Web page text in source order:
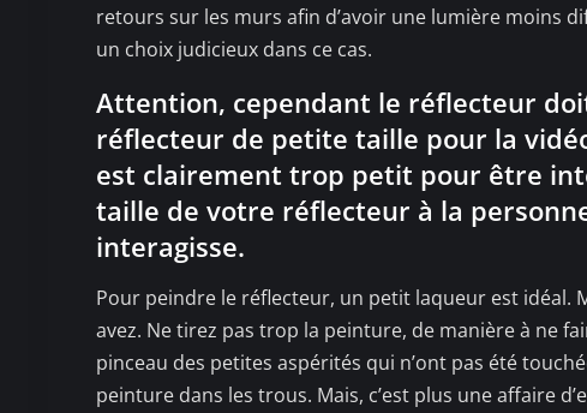
retours sur les murs afin d’avoir une lumière moins
un choix judicieux dans ce cas.
Attention, cependant le réflecteur
réflecteur de petite taille pour la
est clairement trop petit pour être
taille de votre réflecteur à la
interagisse.
Pour peindre le réflecteur, un petit laqueur est idéal.
avez. Ne tirez pas trop la peinture, de manière à ne
pinceau des petites aspérités qui n’ont pas été
peinture dans les trous. Mais, c’est plus une affaire